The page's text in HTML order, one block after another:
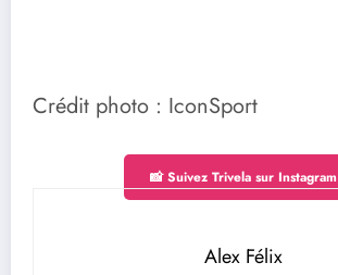
Crédit photo : IconSport
📸 Suivez Trivela sur Instagram
Alex Félix